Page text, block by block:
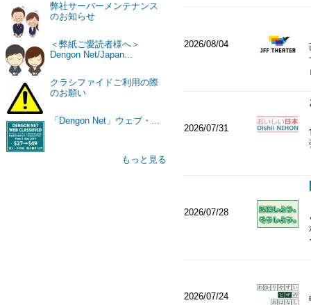
弊社サーバーメンテナンス
のお知らせ
＜弊紙ご愛読者様へ＞
Dengon Net/Japan...
クラシファイドご利用の際
のお願い
「Dengon Net」ウェブ・...
もっと見る
2026/08/04
2026/07/31
2026/07/28
2026/07/24